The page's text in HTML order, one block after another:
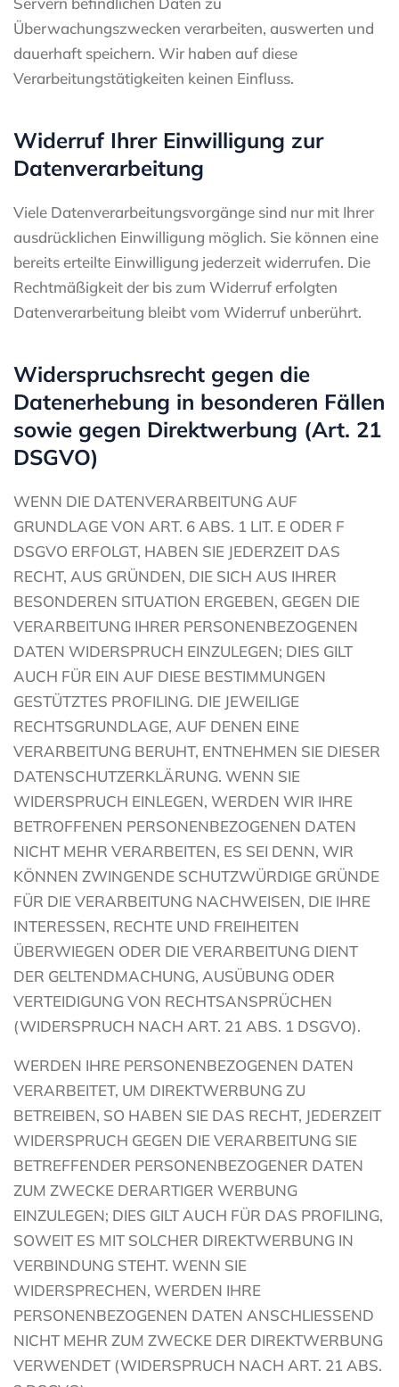
Überwachungszwecken verarbeiten, auswerten und
dauerhaft speichern. Wir haben auf diese
Verarbeitungstätigkeiten keinen Einfluss.
Widerruf Ihrer Einwilligung zur
Datenverarbeitung
Viele Datenverarbeitungsvorgänge sind nur mit Ihrer
ausdrücklichen Einwilligung möglich. Sie können eine
bereits erteilte Einwilligung jederzeit widerrufen. Die
Rechtmäßigkeit der bis zum Widerruf erfolgten
Datenverarbeitung bleibt vom Widerruf unberührt.
Widerspruchsrecht gegen die
Datenerhebung in besonderen Fällen
sowie gegen Direktwerbung (Art. 21
DSGVO)
WENN DIE DATENVERARBEITUNG AUF
GRUNDLAGE VON ART. 6 ABS. 1 LIT. E ODER F
DSGVO ERFOLGT, HABEN SIE JEDERZEIT DAS
RECHT, AUS GRÜNDEN, DIE SICH AUS IHRER
BESONDEREN SITUATION ERGEBEN, GEGEN DIE
VERARBEITUNG IHRER PERSONENBEZOGENEN
DATEN WIDERSPRUCH EINZULEGEN; DIES GILT
AUCH FÜR EIN AUF DIESE BESTIMMUNGEN
GESTÜTZTES PROFILING. DIE JEWEILIGE
RECHTSGRUNDLAGE, AUF DENEN EINE
VERARBEITUNG BERUHT, ENTNEHMEN SIE DIESER
DATENSCHUTZERKLÄRUNG. WENN SIE
WIDERSPRUCH EINLEGEN, WERDEN WIR IHRE
BETROFFENEN PERSONENBEZOGENEN DATEN
NICHT MEHR VERARBEITEN, ES SEI DENN, WIR
KÖNNEN ZWINGENDE SCHUTZWÜRDIGE GRÜNDE
FÜR DIE VERARBEITUNG NACHWEISEN, DIE IHRE
INTERESSEN, RECHTE UND FREIHEITEN
ÜBERWIEGEN ODER DIE VERARBEITUNG DIENT
DER GELTENDMACHUNG, AUSÜBUNG ODER
VERTEIDIGUNG VON RECHTSANSPRÜCHEN
(WIDERSPRUCH NACH ART. 21 ABS. 1 DSGVO).
WERDEN IHRE PERSONENBEZOGENEN DATEN
VERARBEITET, UM DIREKTWERBUNG ZU
BETREIBEN, SO HABEN SIE DAS RECHT, JEDERZEIT
WIDERSPRUCH GEGEN DIE VERARBEITUNG SIE
BETREFFENDER PERSONENBEZOGENER DATEN
ZUM ZWECKE DERARTIGER WERBUNG
EINZULEGEN; DIES GILT AUCH FÜR DAS PROFILING,
SOWEIT ES MIT SOLCHER DIREKTWERBUNG IN
VERBINDUNG STEHT. WENN SIE
WIDERSPRECHEN, WERDEN IHRE
PERSONENBEZOGENEN DATEN ANSCHLIESSEND
NICHT MEHR ZUM ZWECKE DER DIREKTWERBUNG
VERWENDET (WIDERSPRUCH NACH ART. 21 ABS.